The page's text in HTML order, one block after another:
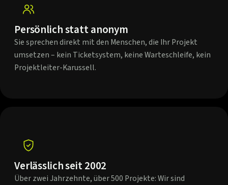
Persönlich statt anonym
Sie sprechen direkt mit den Menschen, die Ihr Projekt
umsetzen – kein Ticketsystem, keine Warteschleife, kein
Projektleiter-Karussell.
Verlässlich seit 2002
Über zwei Jahrzehnte, über 500 Projekte: Wir sind